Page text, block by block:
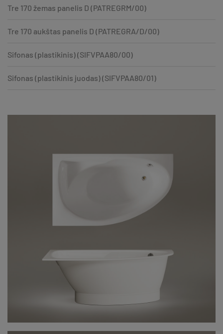
Tre 170 žemas panelis D (PATREGRM/00)
Tre 170 aukštas panelis D (PATREGRA/D/00)
Sifonas (plastikinis) (SIFVPAA80/00)
Sifonas (plastikinis juodas) (SIFVPAA80/01)